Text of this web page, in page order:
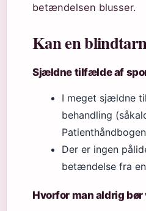
betændelsen blusser.
Kan en
Sjældne tilfælde af
I meget sjældne
behandling
Der er ingen
betændelse fra
Hvorfor man aldrig bør